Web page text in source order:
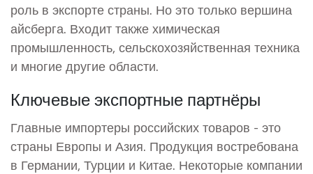
роль в экспорте страны. Но это только вершина
айсберга. Входит также химическая
промышленность, сельскохозяйственная техника
и многие другие области.
Ключевые экспортные партнёры
Главные импортеры российских товаров - это
страны Европы и Азия. Продукция востребована
в Германии, Турции и Китае. Некоторые компании